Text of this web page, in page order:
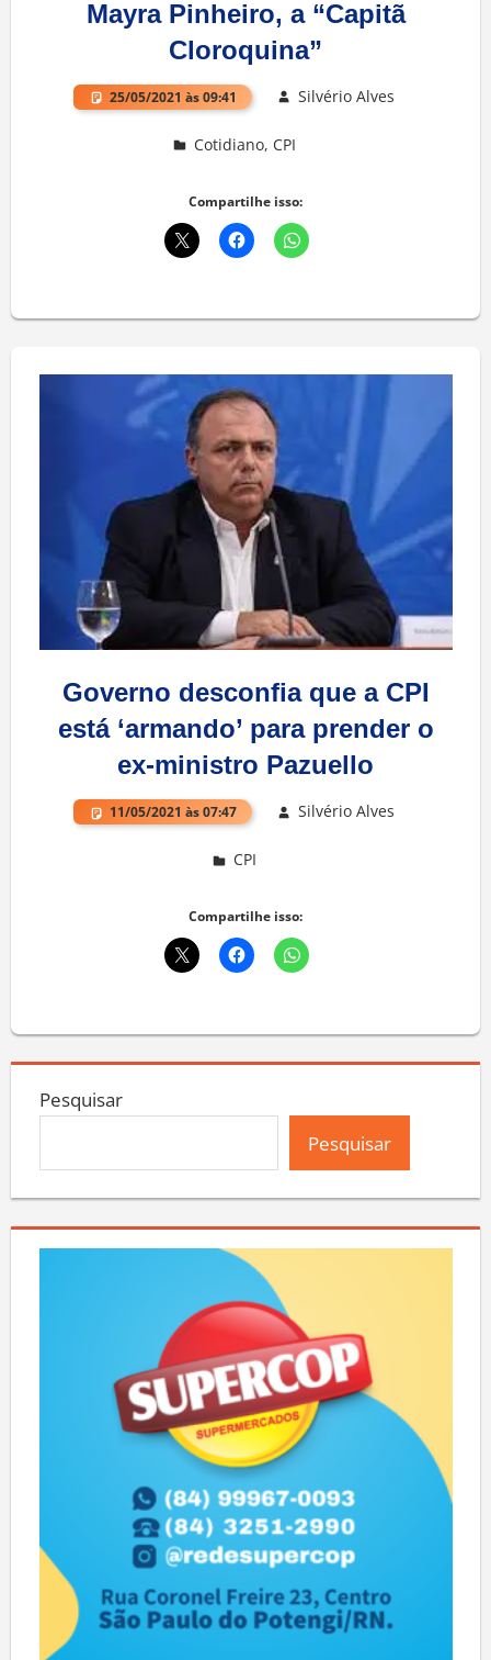
Mayra Pinheiro, a “Capitã
Cloroquina”
25/05/2021 às 09:41 Silvério Alves
Cotidiano, CPI
Compartilhe isso:
Governo desconfia que a CPI
está ‘armando’ para prender o
ex-ministro Pazuello
11/05/2021 às 07:47 Silvério Alves
CPI
Compartilhe isso:
Pesquisar
Pesquisar